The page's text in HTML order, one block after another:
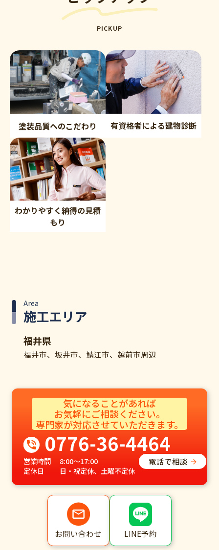
PICKUP
塗装品質へのこだわり 有資格者による建物診断
わかりやすく納得の見積
もり
施工エリア
Area
福井県
福井市、坂井市、鯖江市、越前市周辺
気になることがあれば
お気軽にご相談ください。​
専門家が対応させていただきます。​
0776-36-4464
営業時間
8:00～17:00
定休日
日・祝定休、土曜不定休
電話で相談
お問い合わせ LINE予約